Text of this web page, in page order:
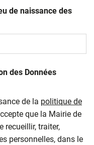
de naissance des
des Données
de la politique de
que la Mairie de
recueillir, traiter,
personnelles, dans le